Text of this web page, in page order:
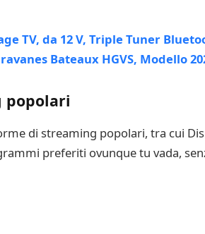
popolari
di streaming popolari, tra cui
preferiti ovunque tu vada,